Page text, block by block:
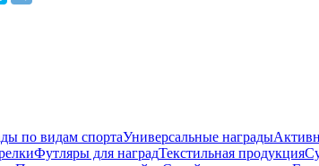
по видам спортаУниверсальные награды
Футляры для наградТекстильная продукция